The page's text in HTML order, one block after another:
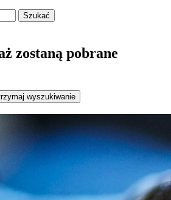
zostaną pobrane
wyszukiwanie